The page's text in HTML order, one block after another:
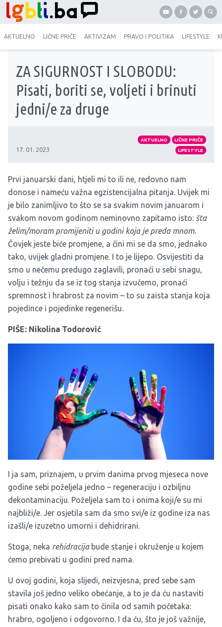
AKTUELNO LIČNE PRIČE AKTIVIZAM PRAVO I POLITIKA LIFESTYLE
ZA SIGURNOST I SLOBODU:
Pisati, boriti se, voljeti i brinuti
jedni/e za druge
17. 01. 2023
AKTUELNO
LIČNE PRIČE
LIFESTYLE
Prvi januarski dani, htjeli mi to ili ne, redovno nam
donose i nameću važna egzistencijalna pitanja. Uvijek mi
je bilo zanimljivo to što se sa svakim novim januarom i
svakom novom godinom neminovno zapitamo isto: šta
želim/moram promijeniti u godini koja je preda mnom.
Čovjek jeste biće promjene, a čini mi se da smo, jednako
tako, uvijek gladni promjene. I to je lijepo. Osvijestiti da
smo u nečemu predugo zaglavili, pronaći u sebi snagu,
volju i težnju da se iz tog stanja izvučemo, pronaći
spremnost i hrabrost za novim – to su zaista stanja koja
pojedince i pojedinke regenerišu.
PIŠE: Nikolina Todorović
I ja sam, priznajem, u prvim danima prvog mjeseca nove
godine sebi poželjela jedno – regeneraciju i ozbiljnu
dekontaminaciju. Poželjela sam to i onima koji/e su mi
najbliži/e. Jer osjetila sam da smo svi/e iz godine iza nas
izašli/e izuzetno umorni i dehidrirani.
Stoga, neka rehidracijabude stanje i okruženje u kojem
ćemo prebivati u godini pred nama.
U ovoj godini, koja slijedi, neizvjesna, pred sebe sam
stavila još jedno veliko obećanje, a to je da ću nastaviti
pisati onako kako sam to činila od samih početaka:
hrabro, ogoljeno i odgovorno. I da ću, što je još važnije,